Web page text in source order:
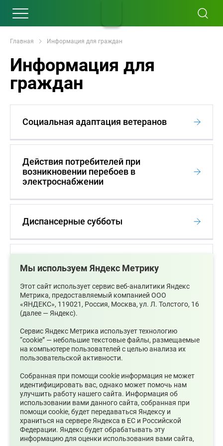
Главная Информация для граждан
Информация для
граждан
Социальная адаптация ветеранов
Действия потребителей при
возникновении перебоев в
электроснабжении
Диспансерные субботы
Правила посещения катка на
Центральном стадионе
Правила посещения Центрального
стадиона
График приема избирателей
Инклюзивный туризм
Мы используем Яндекс Метрику
Этот сайт использует сервис веб-аналитики Яндекс
Метрика, предоставляемый компанией ООО
«ЯНДЕКС», 119021, Россия, Москва, ул. Л. Толстого, 16
(далее — Яндекс).
Сервис Яндекс Метрика использует технологию
“cookie” — небольшие текстовые файлы, размещаемые
на компьютере пользователей с целью анализа их
пользовательской активности.
Собранная при помощи cookie информация не может
идентифицировать вас, однако может помочь нам
улучшить работу нашего сайта. Информация об
использовании вами данного сайта, собранная при
помощи cookie, будет передаваться Яндексу и
храниться на сервере Яндекса в ЕС и Российской
Федерации. Яндекс будет обрабатывать эту
информацию для оценки использования вами сайта,